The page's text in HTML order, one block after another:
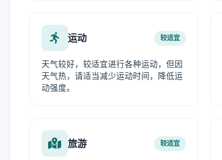
运动 较适宜
天气较好，较适宜进行各种运动，但因
天气热，请适当减少运动时间，降低运
动强度。
旅游 较适宜